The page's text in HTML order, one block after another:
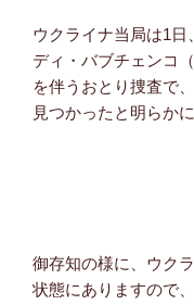
ウクライナ当局は1
ディ・バブチェンコ
を伴うおとり捜査で
見つかったと明らか
御存知の様に、ウク
状態にありますので